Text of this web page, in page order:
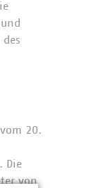
20.
Die
von